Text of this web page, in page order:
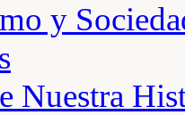
y
Nuestra